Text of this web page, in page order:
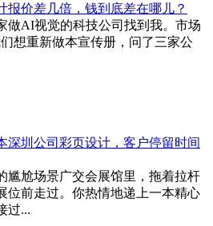
报价差几倍，钱到底差在哪儿？
做AI视觉的科技公司找到我。市场
想重新做本宣传册，问了三家公
深圳公司彩页设计，客户停留时间
尴尬场景广交会展馆里，拖着拉杆
位前走过。你热情地递上一本精心
过...